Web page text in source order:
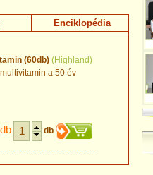
Enciklopédia
(60db) (Highland)
a 50 év
db